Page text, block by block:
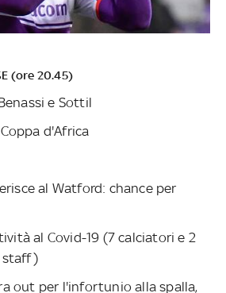
(ore 20.45)
e Sottil
d'Africa
al Watford: chance per
al Covid-19 (7 calciatori e 2
staff)
out per l'infortunio alla spalla,